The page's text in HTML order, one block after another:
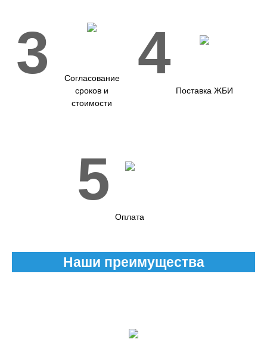
3
Согласование
сроков и
стоимости
4
Поставка ЖБИ
5
Оплата
Наши преимущества